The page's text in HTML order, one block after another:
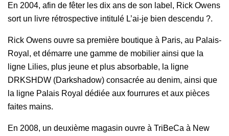
En 2004, afin de fêter les dix ans de son label, Rick Owens
sort un livre rétrospective intitulé L’ai-je bien descendu ?.
Rick Owens ouvre sa première boutique à Paris, au Palais-
Royal, et démarre une gamme de mobilier ainsi que la
ligne Lilies, plus jeune et plus absorbable, la ligne
DRKSHDW (Darkshadow) consacrée au denim, ainsi que
la ligne Palais Royal dédiée aux fourrures et aux pièces
faites mains.
En 2008, un deuxième magasin ouvre à TriBeCa à New